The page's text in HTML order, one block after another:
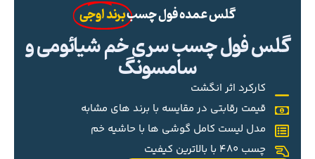
گلس عمده فول چسببرند اوجی
گلس فول چسب سری خم شیائومی و
سامسونگ
کارکرد اثر انگشت
قیمت رقابتی در مقایسه با برند های مشابه
مدل لیست کامل گوشی ها با حاشیه خم
چسب 480 با بالاترین کیفیت